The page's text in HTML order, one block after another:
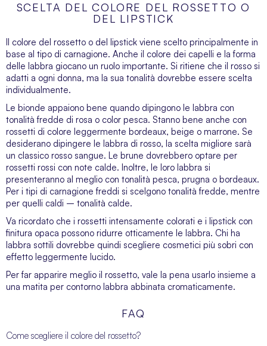
SCELTA DEL COLORE DEL ROSSETTO O
DEL LIPSTICK
Il colore del rossetto o del lipstick viene scelto principalmente in
base al tipo di carnagione. Anche il colore dei capelli e la forma
delle labbra giocano un ruolo importante. Si ritiene che il rosso si
adatti a ogni donna, ma la sua tonalità dovrebbe essere scelta
individualmente.
Le bionde appaiono bene quando dipingono le labbra con
tonalità fredde di rosa o color pesca. Stanno bene anche con
rossetti di colore leggermente bordeaux, beige o marrone. Se
desiderano dipingere le labbra di rosso, la scelta migliore sarà
un classico rosso sangue. Le brune dovrebbero optare per
rossetti rossi con note calde. Inoltre, le loro labbra si
presenteranno al meglio con tonalità pesca, prugna o bordeaux.
Per i tipi di carnagione freddi si scelgono tonalità fredde, mentre
per quelli caldi – tonalità calde.
Va ricordato che i rossetti intensamente colorati e i lipstick con
finitura opaca possono ridurre otticamente le labbra. Chi ha
labbra sottili dovrebbe quindi scegliere cosmetici più sobri con
effetto leggermente lucido.
Per far apparire meglio il rossetto, vale la pena usarlo insieme a
una matita per contorno labbra abbinata cromaticamente.
FAQ
Come scegliere il colore del rossetto?